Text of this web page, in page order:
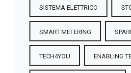
SISTEMA ELETTRICO
SMART METERING
TECH4YOU ENABLING